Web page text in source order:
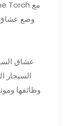
وضع عشاق
السيجار
وظائفها